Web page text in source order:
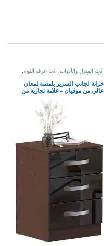
أثاث المنزل والأدوات, اثاث غرفة النوم,
طاولة السرير
خزانة لجانب السرير بلمسة لمعان
عالي من موفيان – علامة تجارية من